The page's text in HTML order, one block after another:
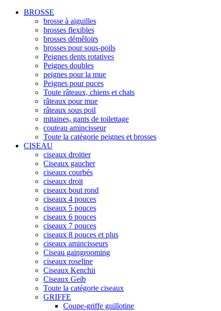
BROSSE
brosse à aiguilles
brosses flexibles
brosses démêloirs
brosses pour sous-poils
Peignes dents rotatives
Peignes doubles
peignes pour la mue
Peignes pour puces
Toute râteaux, chiens et chats
râteaux pour mue
râteaux sous poil
mitaines, gants de toilettage
couteau amincisseur
Toute la catégorie peignes et brosses
CISEAU
ciseaux droitier
Ciseaux gaucher
ciseaux courbés
ciseaux droit
ciseaux bout rond
ciseaux 4 pouces
ciseaux 5 pouces
ciseaux 6 pouces
ciseaux 7 pouces
ciseaux 8 pouces et plus
ciseaux amincisseurs
Ciseau gaingrooming
ciseaux roseline
Ciseaux Kenchii
Ciseaux Geib
Toute la catégorie ciseaux
GRIFFE
Coupe-griffe guillotine